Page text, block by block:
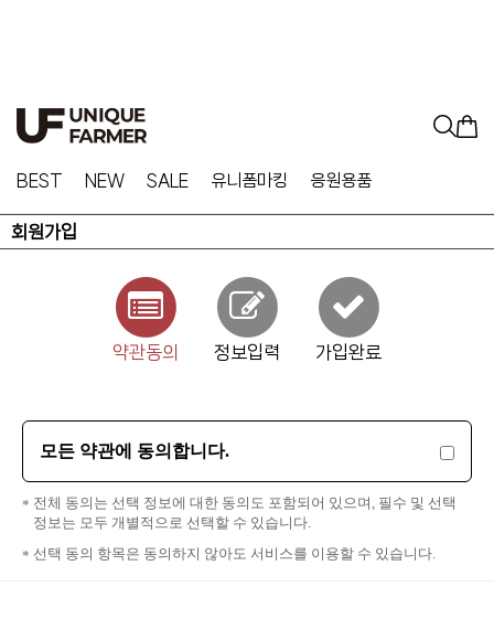
BEST NEW SALE 유니폼마킹 응원용품
회원가입
약관동의 정보입력 가입완료
모든 약관에 동의합니다.
전체 동의는 선택 정보에 대한 동의도 포함되어 있으며, 필수 및 선택
정보는 모두 개별적으로 선택할 수 있습니다.
선택 동의 항목은 동의하지 않아도 서비스를 이용할 수 있습니다.